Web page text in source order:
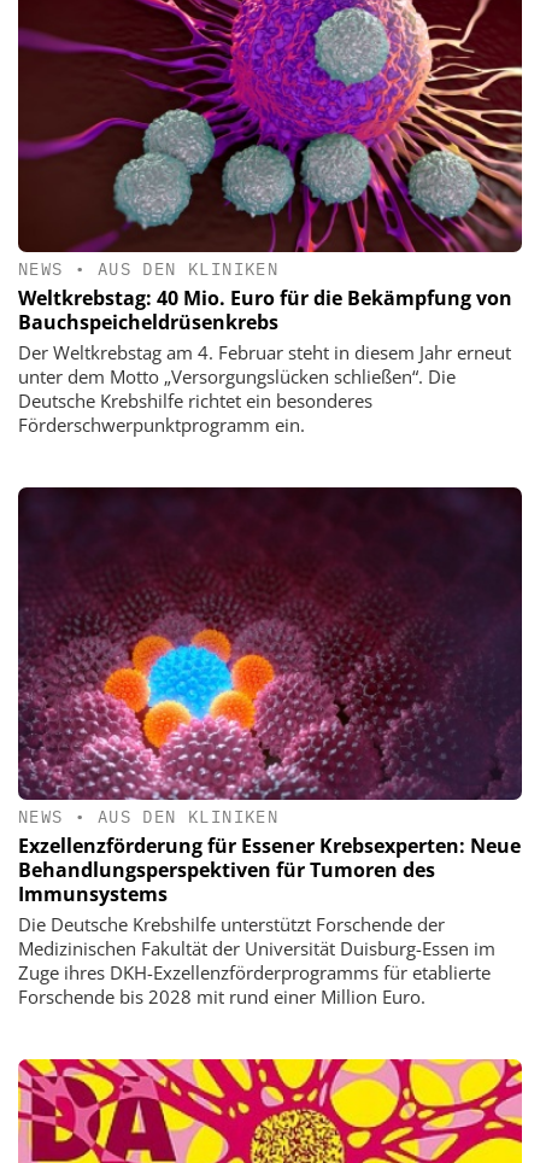
NEWS • AUS DEN KLINIKEN
Weltkrebstag: 40 Mio. Euro für die Bekämpfung von
Bauchspeicheldrüsenkrebs
Der Weltkrebstag am 4. Februar steht in diesem Jahr erneut
unter dem Motto „Versorgungslücken schließen“. Die
Deutsche Krebshilfe richtet ein besonderes
Förderschwerpunktprogramm ein.
NEWS • AUS DEN KLINIKEN
Exzellenzförderung für Essener Krebsexperten: Neue
Behandlungsperspektiven für Tumoren des
Immunsystems
Die Deutsche Krebshilfe unterstützt Forschende der
Medizinischen Fakultät der Universität Duisburg-Essen im
Zuge ihres DKH-Exzellenzförderprogramms für etablierte
Forschende bis 2028 mit rund einer Million Euro.